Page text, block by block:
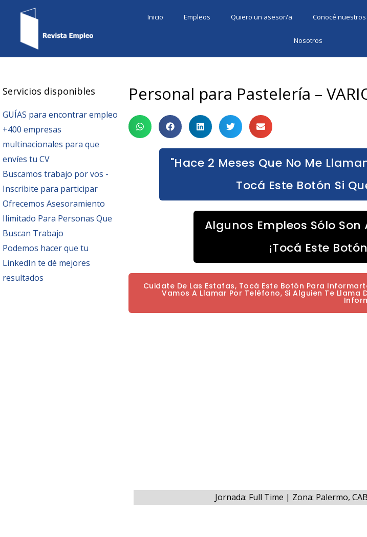
Inicio Empleos Quiero un asesor/a Conocé
Nosotros
Servicios disponibles
GUÍAS para encontrar empleo
+400 empresas
multinacionales para que
envíes tu CV
Buscamos trabajo por vos -
Inscribite para participar
Ofrecemos Asesoramiento
Ilimitado Para Personas Que
Buscan Trabajo
Podemos hacer que tu
LinkedIn te dé mejores
resultados
Personal para Pastelería –
"Hace 2 Meses Que No Me
Tocá Este Botón Si
Algunos Empleos Sólo
¡Tocá Este
Cuidate De Las Estafas, Tocá Este Botón Para
Vamos A Llamar Por Teléfono, Si Alguien Te Llama
Jornada: Full Time | Zona: Palermo,